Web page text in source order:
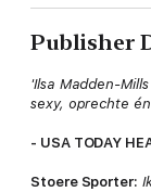
Publisher
'Ilsa Madden-
sexy, oprechte
- USA TODAY
Stoere Sporter: